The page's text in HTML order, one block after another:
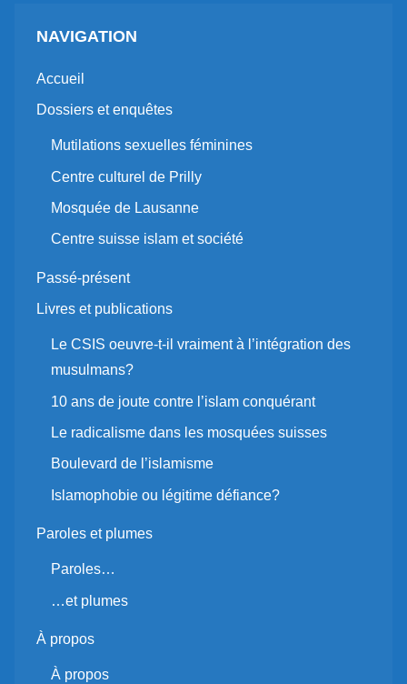
NAVIGATION
Accueil
Dossiers et enquêtes
Mutilations sexuelles féminines
Centre culturel de Prilly
Mosquée de Lausanne
Centre suisse islam et société
Passé-présent
Livres et publications
Le CSIS oeuvre-t-il vraiment à l’intégration des
musulmans?
10 ans de joute contre l’islam conquérant
Le radicalisme dans les mosquées suisses
Boulevard de l’islamisme
Islamophobie ou légitime défiance?
Paroles et plumes
Paroles…
…et plumes
À propos
À propos